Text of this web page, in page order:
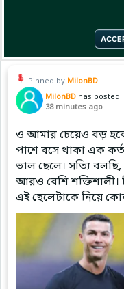
Pinned by MilonBD
MilonBD has posted
38 minutes ago
ও আমার চেয়েও বড়
পাশে বসে থাকা এক
ভাল ছেলে। সত্যি
আরও বেশি
এই ছেলেটাকে নিয়ে